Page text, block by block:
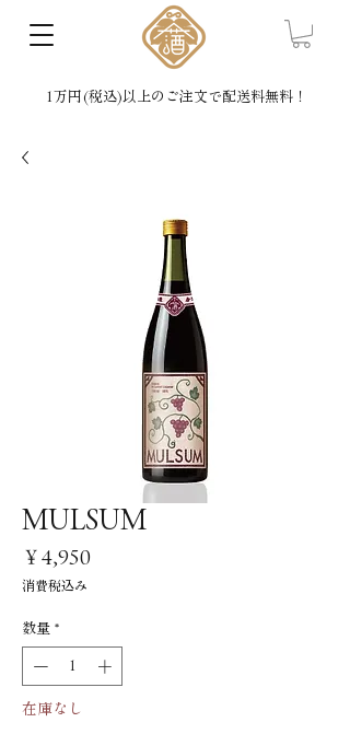
1万円(税込)以上のご注文で配送料無料！
MULSUM
￥4,950価
消費税込み
数量 *
在庫なし